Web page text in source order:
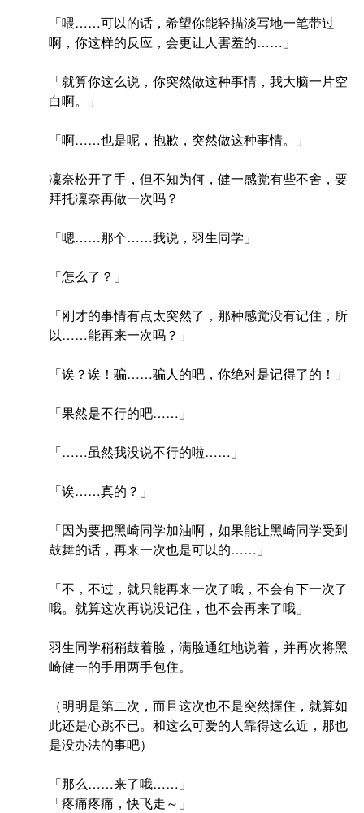
「喂……可以的话，希望你能轻描淡写地一笔带过
啊，你这样的反应，会更让人害羞的……」
「就算你这么说，你突然做这种事情，我大脑一片空
白啊。」
「啊……也是呢，抱歉，突然做这种事情。」
凜奈松开了手，但不知为何，健一感觉有些不舍，要
拜托凜奈再做一次吗？
「嗯……那个……我说，羽生同学」
「怎么了？」
「刚才的事情有点太突然了，那种感觉没有记住，所
以……能再来一次吗？」
「诶？诶！骗……骗人的吧，你绝对是记得了的！」
「果然是不行的吧……」
「……虽然我没说不行的啦……」
「诶……真的？」
「因为要把黑崎同学加油啊，如果能让黑崎同学受到
鼓舞的话，再来一次也是可以的……」
「不，不过，就只能再来一次了哦，不会有下一次了
哦。就算这次再说没记住，也不会再来了哦」
羽生同学稍稍鼓着脸，满脸通红地说着，并再次将黑
崎健一的手用两手包住。
（明明是第二次，而且这次也不是突然握住，就算如
此还是心跳不已。和这么可爱的人靠得这么近，那也
是没办法的事吧）
「那么……来了哦……」
「疼痛疼痛，快飞走～」